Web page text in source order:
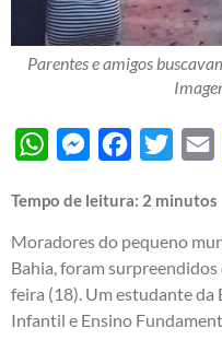
Parentes e amigos
WhatsAppMessengerFacebook
Twitter
Tempo de leitura: 2 minutos
Moradores do pequeno
Bahia, foram
feira (18). Um estudante da
Infantil e Ensino